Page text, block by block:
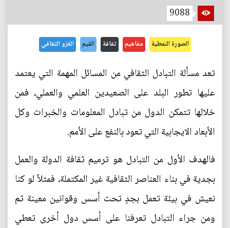
9088
الصورة النمطية مفاهيم ثقافة القيم الغزو الثقافي
تعد مسألة التبادل الثقافي من المسائل المهمة التي يعتمد
عليها تطور البلد على الصعيدين العلمي والعملي، فمن
خلالها تتمكن الدول من تبادل المعلومات والخبرات وكل
الأبعاد الايجابية التي تعود بالنفع على الأمم.
فالهدف الأول من التبادل هو ترميم ثقافة الدولة والعمل
بجدية في بناء العناصر الثقافية غير المكتملة، فمثلاً لو كنا
نعيش في بيئة تعمل بجدٍ تحت أسس وقوانين معينة ثم
ومن جراء التبادل تعرفنا على أسس دول أخرى تعطي